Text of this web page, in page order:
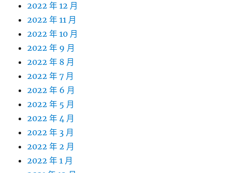
2022 年 12 月
2022 年 11 月
2022 年 10 月
2022 年 9 月
2022 年 8 月
2022 年 7 月
2022 年 6 月
2022 年 5 月
2022 年 4 月
2022 年 3 月
2022 年 2 月
2022 年 1 月